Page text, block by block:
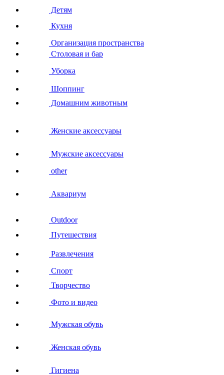
Детям
Кухня
Организация пространства
Столовая и бар
Уборка
Шоппинг
Домашним животным
Женские аксессуары
Мужские аксессуары
other
Аквариум
Outdoor
Путешествия
Развлечения
Спорт
Творчество
Фото и видео
Мужская обувь
Женская обувь
Гигиена